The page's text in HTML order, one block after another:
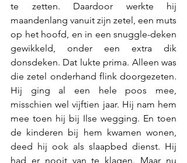
te zetten. Daardoor werkte hij
maandenlang vanuit zijn zetel, een muts
op het hoofd, en in een snuggle-deken
gewikkeld, onder een extra dik
donsdeken. Dat lukte prima. Alleen was
die zetel onderhand flink doorgezeten.
Hij ging al een hele poos mee,
misschien wel vijftien jaar. Hij nam hem
mee toen hij bij Ilse wegging. En toen
de kinderen bij hem kwamen wonen,
deed hij ook als slaapbed dienst. Hij
had er nooit van te klagen. Maar nu